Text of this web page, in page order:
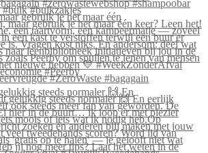
gebruik je het maar één
steeds normaler 🙌 En